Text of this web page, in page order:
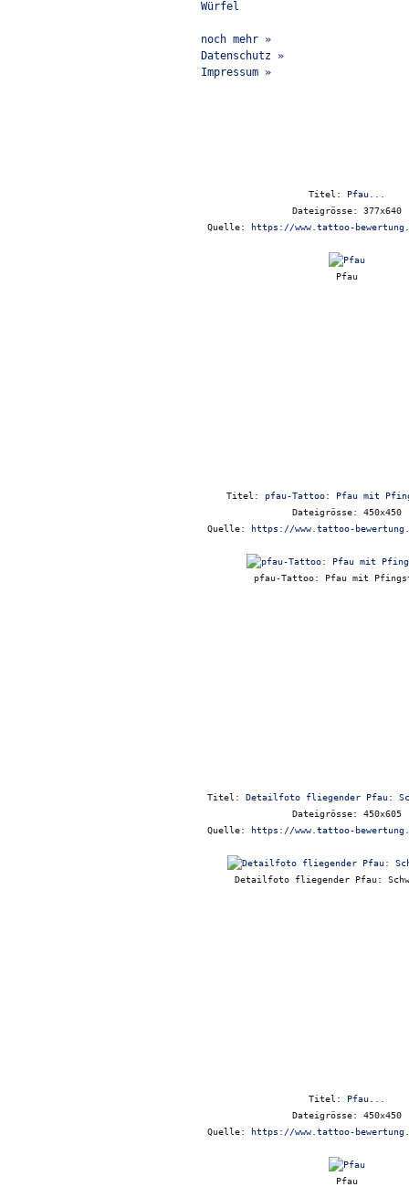
Würfel
noch mehr »
Datenschutz »
Impressum »
Titel: Pfau...
Dateigrösse: 377x640
Quelle: https://www.tattoo-
Pfau
Titel: pfau-Tattoo: Pfau mit
Dateigrösse: 450x450
Quelle: https://www.tattoo-
pfau-Tattoo: Pfau mit
Titel: Detailfoto fliegender Pfau:
Dateigrösse: 450x605
Quelle: https://www.tattoo-
Detailfoto fliegender Pfau:
Titel: Pfau...
Dateigrösse: 450x450
Quelle: https://www.tattoo-
Pfau